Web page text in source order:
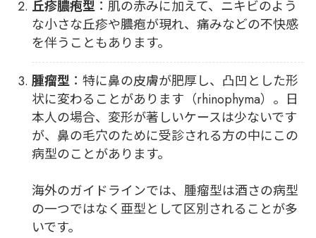
丘疹膿疱型：肌の赤みに加えて、ニキビのよう
な小さな丘疹や膿疱が現れ、痛みなどの不快感
を伴うこともあります。
腫瘤型：特に鼻の皮膚が肥厚し、凸凹とした形
状に変わることがあります（rhinophyma）。日
本人の場合、変形が著しいケースは少ないです
が、鼻の毛穴のために受診される方の中にこの
病型のことがあります。
海外のガイドラインでは、腫瘤型は酒さの病型
の一つではなく亜型として区別されることが多
いです。